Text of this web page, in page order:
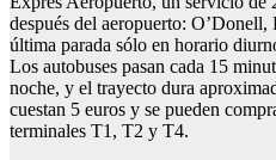
después del aeropuerto:
última parada sólo en horario
Los autobuses pasan cada 15
noche, y el trayecto dura
cuestan 5 euros y se pueden
terminales T1, T2 y T4.